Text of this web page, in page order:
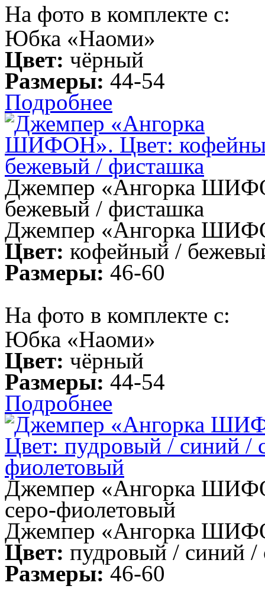
На фото в комплекте с:
Юбка «Наоми»
Цвет: чёрный
Размеры: 44-54
Подробнее
Джемпер «Ангорка
бежевый / фисташка
Джемпер «Ангорка
Цвет: кофейный /
Размеры: 46-60
На фото в комплекте с:
Юбка «Наоми»
Цвет: чёрный
Размеры: 44-54
Подробнее
Джемпер «Ангорка
серо-фиолетовый
Джемпер «Ангорка
Цвет: пудровый / синий /
Размеры:46-60